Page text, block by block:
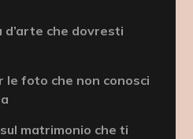
che dovresti
le foto che non conosci
matrimonio che ti